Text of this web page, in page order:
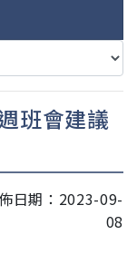
班會建議
日期：2023-09-
08